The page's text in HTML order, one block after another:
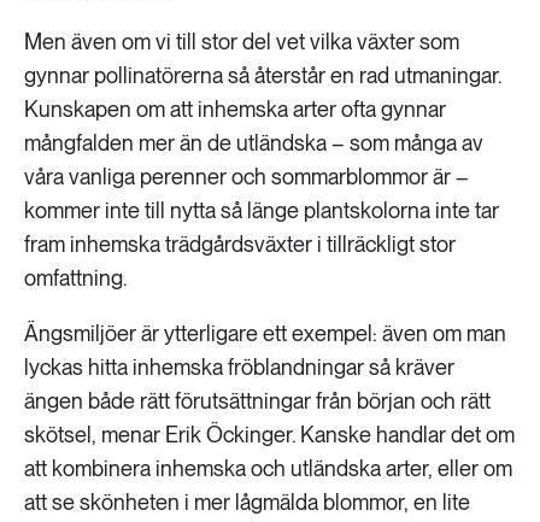
Men även om vi till stor del vet vilka växter som
gynnar pollinatörerna så återstår en rad utmaningar.
Kunskapen om att inhemska arter ofta gynnar
mångfalden mer än de utländska – som många av
våra vanliga perenner och sommarblommor är –
kommer inte till nytta så länge plantskolorna inte tar
fram inhemska trädgårdsväxter i tillräckligt stor
omfattning.
Ängsmiljöer är ytterligare ett exempel: även om man
lyckas hitta inhemska fröblandningar så kräver
ängen både rätt förutsättningar från början och rätt
skötsel, menar Erik Öckinger. Kanske handlar det om
att kombinera inhemska och utländska arter, eller om
att se skönheten i mer lågmälda blommor, en lite